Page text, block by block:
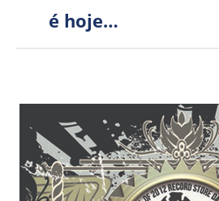
é hoje…